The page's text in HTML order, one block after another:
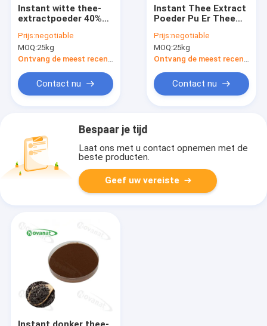
Instant witte thee-
extractpoeder 40%
voedseldrank
Prijs:negotiable
MOQ:25kg
Ontvang de meest recente Prijs
Contact nu
Instant Thee Extract
Poeder Pu Er Thee
Polyfenolen / Goed
Wateroplosbaar
Prijs:negotiable
MOQ:25kg
Ontvang de meest recente Prijs
Contact nu
Bespaar je tijd
Laat ons met u contact opnemen met de
beste producten.
Geef uw vereiste